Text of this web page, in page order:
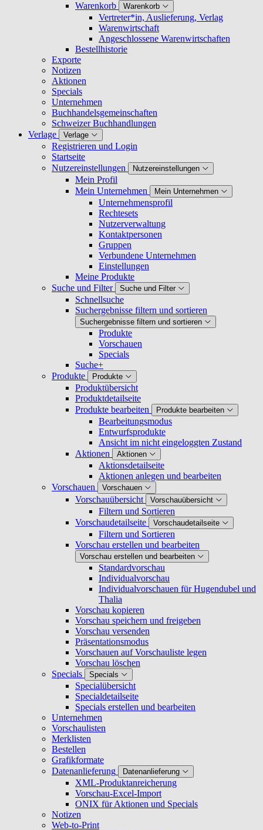
Warenkorb
Warenkorb
Vertreter*in, Auslieferung, Verlag
Warenwirtschaft
Angeschlossene Warenwirtschaften
Bestellhistorie
Exporte
Notizen
Aktionen
Specials
Unternehmen
Buchhandelsgemeinschaften
Schweizer Buchhandlungen
Verlage
Verlage
Registrieren und Login
Startseite
Nutzereinstellungen
Nutzereinstellungen
Mein Profil
Mein Unternehmen
Mein Unternehmen
Unternehmensprofil
Rechtesets
Nutzerverwaltung
Kontaktpersonen
Gruppen
Verbundene Unternehmen
Einstellungen
Meine Produkte
Suche und Filter
Suche und Filter
Schnellsuche
Suchergebnisse filtern und sortieren
Suchergebnisse filtern und sortieren
Produkte
Vorschauen
Specials
Suche+
Produkte
Produkte
Produktübersicht
Produktdetailseite
Produkte bearbeiten
Produkte bearbeiten
Bearbeitungsmodus
Entwurfsprodukte
Ansicht im nicht eingeloggten Zustand
Aktionen
Aktionen
Aktionsdetailseite
Aktionen anlegen und bearbeiten
Vorschauen
Vorschauen
Vorschauübersicht Vorschauübersicht
Filtern und Sortieren
Vorschaudetailseite
Vorschaudetailseite
Filtern und Sortieren
Vorschau erstellen und bearbeiten
Vorschau erstellen und bearbeiten
Standardvorschau
Individualvorschau
Individualvorschauen für Hugendubel und
Thalia
Vorschau kopieren
Vorschau speichern und freigeben
Vorschau versenden
Präsentationsmodus
Vorschauen auf Vorschauliste legen
Vorschau löschen
Specials
Specials
Specialübersicht
Specialdetailseite
Specials erstellen und bearbeiten
Unternehmen
Vorschaulisten
Merklisten
Bestellen
Grafikformate
Datenanlieferung
Datenanlieferung
XML-Produktanreicherung
Vorschau-Excel-Import
ONIX für Aktionen und Specials
Notizen
Web-to-Print